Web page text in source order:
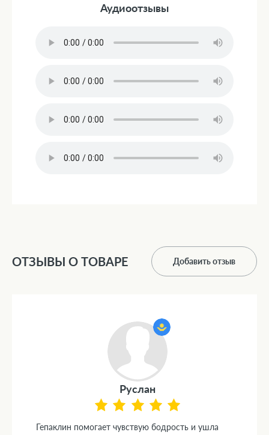
Аудиоотзывы
ОТЗЫВЫ О ТОВАРЕ Добавить отзыв
Руслан
Гепаклин помогает чувствую бодрость и ушла